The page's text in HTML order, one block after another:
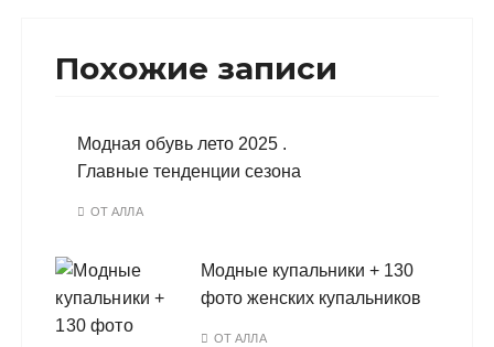
Похожие записи
Модная обувь лето 2025 .
Главные тенденции сезона
ОТАЛЛА
Модные купальники + 130
фото женских купальников
ОТАЛЛА